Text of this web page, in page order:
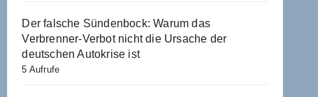
Der falsche Sündenbock: Warum das
Verbrenner-Verbot nicht die Ursache der
deutschen Autokrise ist
5 Aufrufe